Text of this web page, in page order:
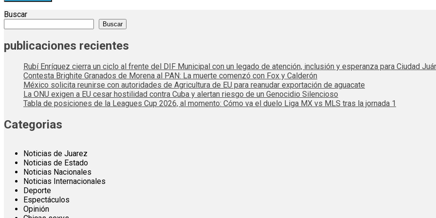
Buscar
Buscar
publicaciones recientes
Rubí Enríquez cierra un ciclo al frente del DIF Municipal con un legado de atención, inclusión y esperanza para Ciudad
Contesta Brighite Granados de Morena al PAN: La muerte comenzó con Fox y Calderón
México solicita reunirse con autoridades de Agricultura de EU para reanudar exportación de aguacate
La ONU exigen a EU cesar hostilidad contra Cuba y alertan riesgo de un Genocidio Silencioso
Tabla de posiciones de la Leagues Cup 2026, al momento: Cómo va el duelo Liga MX vs MLS tras la jornada 1
Categorias
Noticias de Juarez
Noticias de Estado
Noticias Nacionales
Noticias Internacionales
Deporte
Espectáculos
Opinión